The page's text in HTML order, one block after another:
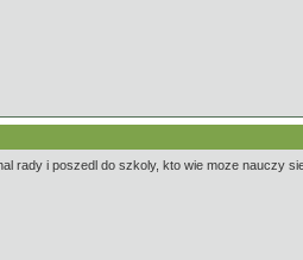
rady i poszedl do szkoly, kto wie moze nauczy